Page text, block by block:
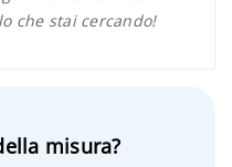
che stai cercando!
misura?